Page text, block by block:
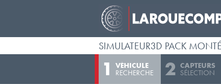
SIMULATEUR3D PACK MONTÉ
VÉHICULE
RECHERCHE
CAPTEURS
SÉLECTION